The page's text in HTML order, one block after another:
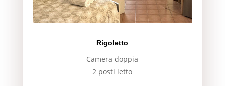
Rigoletto
Camera doppia
2 posti letto